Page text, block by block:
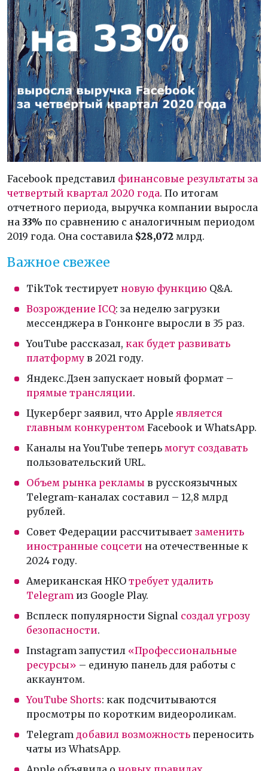
Facebook представил финансовые результаты за
четвертый квартал 2020 года. По итогам
отчетного периода, выручка компании выросла
на 33% по сравнению с аналогичным периодом
2019 года. Она составила $28,072 млрд.
Важное свежее
TikTok тестирует новую функцию Q&A.
Возрождение ICQ: за неделю загрузки
мессенджера в Гонконге выросли в 35 раз.
YouTube рассказал, как будет развивать
платформу в 2021 году.
Яндекс.Дзен запускает новый формат –
прямые трансляции.
Цукерберг заявил, что Apple является
главным конкурентом Facebook и WhatsApp.
Каналы на YouTube теперь могут создавать
пользовательский URL.
Объем рынка рекламы в русскоязычных
Telegram-каналах составил – 12,8 млрд
рублей.
Совет Федерации рассчитывает заменить
иностранные соцсети на отечественные к
2024 году.
Американская НКО требует удалить
Telegram из Google Play.
Всплеск популярности Signal создал угрозу
безопасности.
Instagram запустил «Профессиональные
ресурсы» – единую панель для работы с
аккаунтом.
YouTube Shorts: как подсчитываются
просмотры по коротким видеороликам.
Telegram добавил возможность переносить
чаты из WhatsApp.